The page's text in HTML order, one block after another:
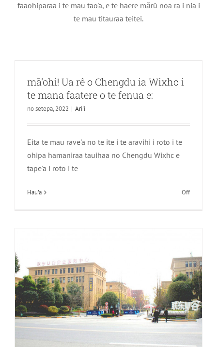
faaohiparaa i te mau tao'a, e te haere mǎrû noa ra i nia i
te mau titauraa teitei.
mā'ohi! Ua rê o Chengdu ia Wixhc i
te mana faatere o te fenua e:
no setepa, 2022 | Ari'i
Eita te mau rave'a no te ite i te aravihi i roto i te
ohipa hamaniraa tauihaa no Chengdu Wixhc e
tape'a i roto i te
Hau'a Offi
Chengdu
ia
Wixhc
i
te
mana
faatere
o
te
fenua
no te mau rave'a aravihi apî., Lti.